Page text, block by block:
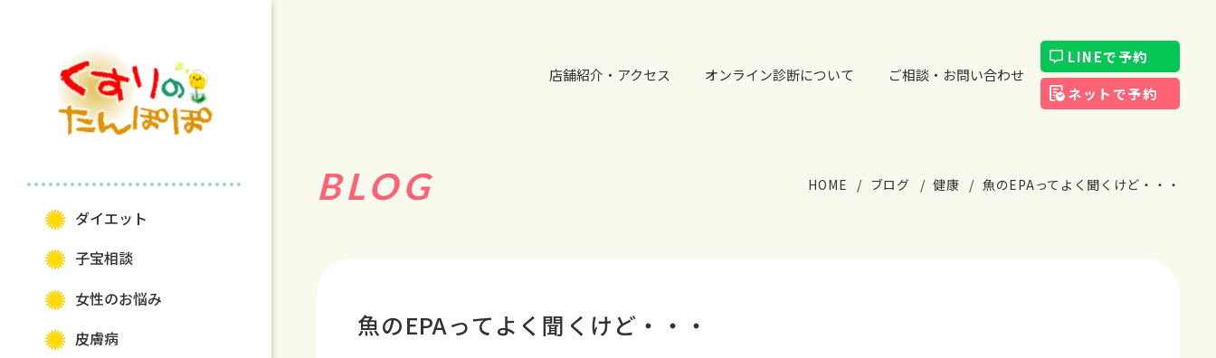
ダイエット
⼦宝相談
⼥性のお悩み
⽪膚病
店舗紹介・アクセス オンライン診断について ご相談・お問い合わせ
LINEで予約
ネットで予約
BLOG HOME ブログ 健康 魚のEPAってよく聞くけど・・・
魚のEPAってよく聞くけど・・・